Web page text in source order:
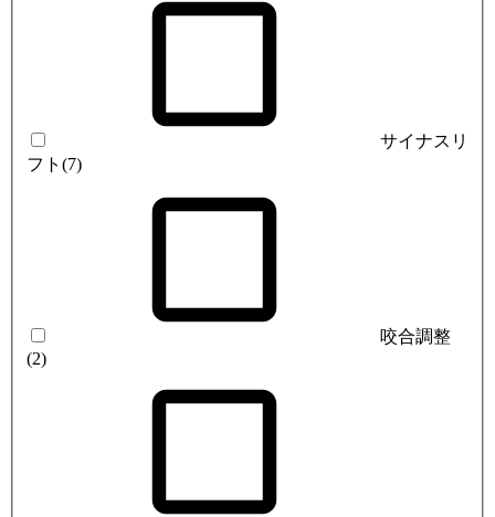
サイナスリ
フト (7)
咬合調整
(2)